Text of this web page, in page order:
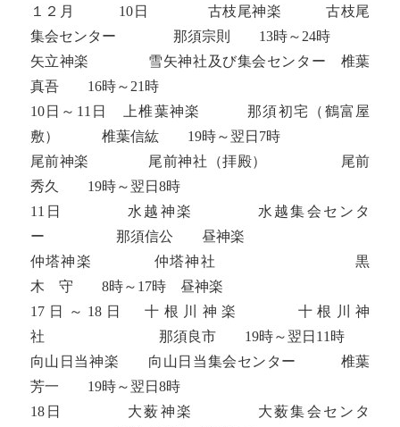
１２月 10日 古枝尾神楽 古枝尾
集会センター 那須宗則 13時～24時
矢立神楽 雪矢神社及び集会センター 椎葉
真吾 16時～21時
10日～11日 上椎葉神楽 那須初宅（鶴富屋
敷） 椎葉信紘 19時～翌日7時
尾前神楽 尾前神社（拝殿） 尾前
秀久 19時～翌日8時
11日 水越神楽 水越集会センタ
ー 那須信公 昼神楽
仲塔神楽 仲塔神社 黒
木 守 8時～17時 昼神楽
17日～18日 十根川神楽 十根川神
社 那須良市 19時～翌日11時
向山日当神楽 向山日当集会センター 椎葉
芳一 19時～翌日8時
18日 大薮神楽 大薮集会センタ